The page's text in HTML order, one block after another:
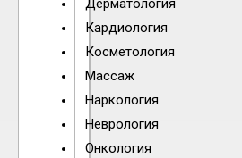
Дерматология
Кардиология
Косметология
Массаж
Наркология
Неврология
Онкология